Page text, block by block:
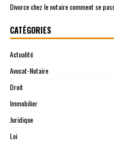
Divorce chez le notaire comment se
CATÉGORIES
Actualité
Avocat-Notaire
Droit
Immobilier
Juridique
Loi